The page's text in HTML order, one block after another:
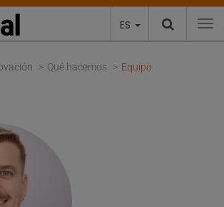
ES
Qué hacemos Equipo